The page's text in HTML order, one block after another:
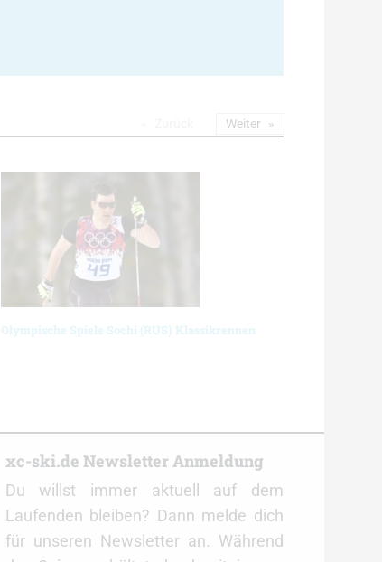
Olympische Spiele Sochi (RUS) Klassikrennen
Weiter
xc-ski.de Newsletter Anmeldung
Du willst immer aktuell auf dem
Laufenden bleiben? Dann melde dich
für unseren Newsletter an. Während